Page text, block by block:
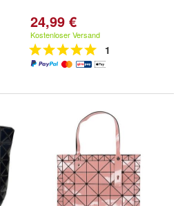
24,99 €
Kostenloser Versand
1